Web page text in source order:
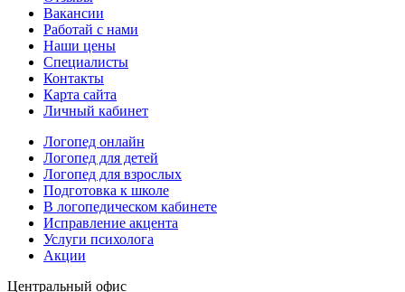
Вакансии
Работай с нами
Наши цены
Специалисты
Контакты
Карта сайта
Личный кабинет
Логопед онлайн
Логопед для детей
Логопед для взрослых
Подготовка к школе
В логопедическом кабинете
Исправление акцента
Услуги психолога
Акции
Центральный офис